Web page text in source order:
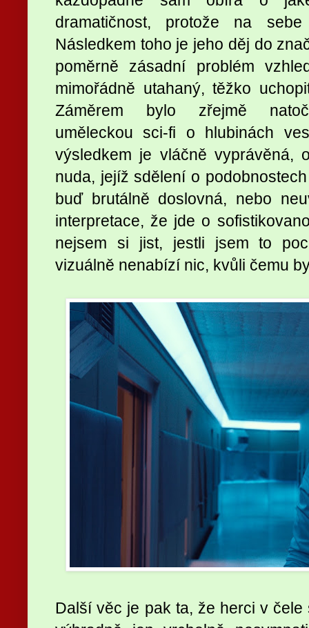
dramatičnost, protože na
Následkem toho je jeho děj do
poměrně zásadní problém
mimořádně utahaný, těžko
Záměrem bylo zřejmě
uměleckou sci-fi o hlubinách
výsledkem je vláčně vyprávěná,
nuda, jejíž sdělení o
buď brutálně doslovná, nebo
interpretace, že jde o
nejsem si jist, jestli jsem to
vizuálně nenabízí nic, kvůli čemu
Další věc je pak ta, že herci v